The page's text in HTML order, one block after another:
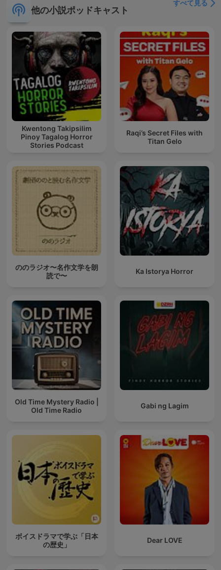
他の小説ポッドキャスト
すべて見る
Kwentong Takipsilim
Pinoy Tagalog Horror
Stories Podcast
Raqi’s Secret Files with
Titan Gelo
ののラジオ〜名作文学を朗
読で〜
Ka Istorya Horror
Old Time Mystery Radio |
Old Time Radio
Gabi ng Lagim
ボイスドラマで学ぶ「日本
の歴史」
Dear LOVE